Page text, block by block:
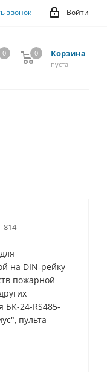
Войти
звонок
0 Корзина
0
пуста
0
814
на DIN-рейку
пожарной
БК-24-RS485-
пульта